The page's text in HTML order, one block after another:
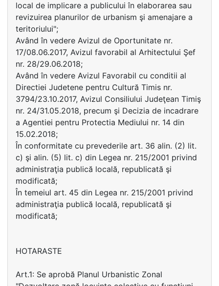
local de implicare a publicului în elaborarea sau
revizuirea planurilor de urbanism şi amenajare a
teritoriului";
Având în vedere Avizul de Oportunitate nr.
17/08.06.2017, Avizul favorabil al Arhitectului Şef
nr. 28/29.06.2018;
Având în vedere Avizul Favorabil cu conditii al
Directiei Judetene pentru Cultură Timis nr.
3794/23.10.2017, Avizul Consiliului Judeţean Timiş
nr. 24/31.05.2018, precum şi Decizia de incadrare
a Agentiei pentru Protectia Mediului nr. 14 din
15.02.2018;
În conformitate cu prevederile art. 36 alin. (2) lit.
c) şi alin. (5) lit. c) din Legea nr. 215/2001 privind
administraţia publică locală, republicată şi
modificată;
În temeiul art. 45 din Legea nr. 215/2001 privind
administraţia publică locală, republicată şi
modificată;
HOTARASTE
Art.1: Se aprobă Planul Urbanistic Zonal